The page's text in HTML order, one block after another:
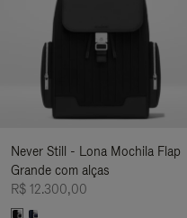
Never Still - Lona Mochila Flap
Grande com alças
R$ 12.300,00